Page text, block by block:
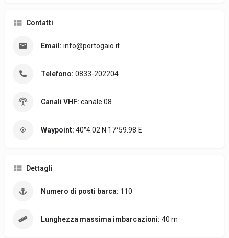
Contatti
Email: info@portogaio.it
Telefono: 0833-202204
Canali VHF: canale 08
Waypoint: 40°4.02 N 17°59.98 E
Dettagli
Numero di posti barca: 110
Lunghezza massima imbarcazioni: 40 m